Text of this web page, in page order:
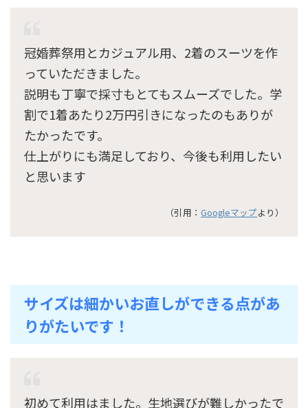
冠婚葬祭用とカジュアル用、2着のスーツを作
っていただきました。
説明も丁寧で採寸もとてもスムーズでした。学
割で1着あたり2万円引きになったのもありが
たかったです。
仕上がりにも満足しており、今後も利用したい
と思います
（引用： Googleマップより）
サイズは細かいお直しができる点があ
りがたいです！
初めて利用はました。生地選びが難しかったで